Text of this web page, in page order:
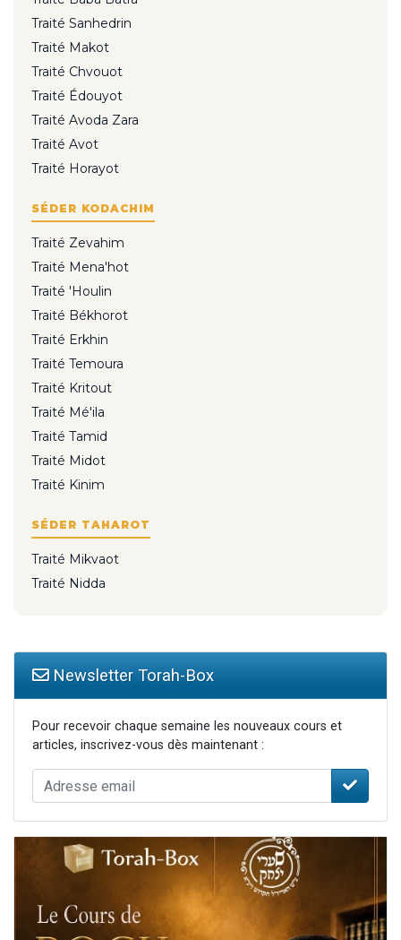
Traité Sanhedrin
Traité Makot
Traité Chvouot
Traité Édouyot
Traité Avoda Zara
Traité Avot
Traité Horayot
SÉDER KODACHIM
Traité Zevahim
Traité Mena'hot
Traité 'Houlin
Traité Békhorot
Traité Erkhin
Traité Temoura
Traité Kritout
Traité Mé'ila
Traité Tamid
Traité Midot
Traité Kinim
SÉDER TAHAROT
Traité Mikvaot
Traité Nidda
Newsletter Torah-Box
Pour recevoir chaque semaine les nouveaux cours et
articles, inscrivez-vous dès maintenant :